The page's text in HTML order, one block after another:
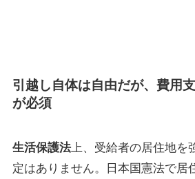
引越し自体は自由だが、費用
が必須
生活保護法上、受給者の居住地を
定はありません。日本国憲法で居